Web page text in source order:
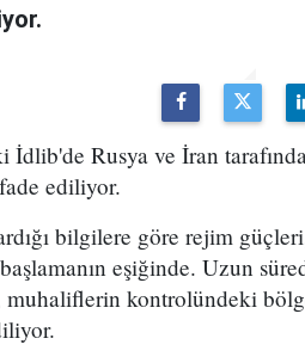
İdlib'de Rusya ve İran
ediliyor.
bilgilere göre rejim
eşiğinde. Uzun
kontrolündeki